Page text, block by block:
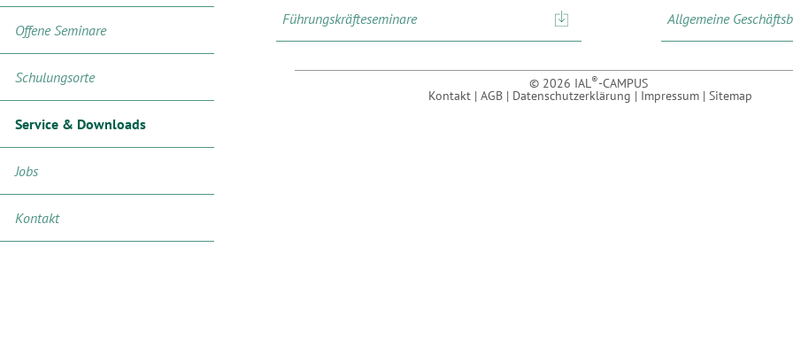
Offene Seminare
Schulungsorte
Service & Downloads
Jobs
Kontakt
Führungskräfteseminare Allgemeine
© 2026 IAL®-CAMPUS
Kontakt | AGB | Datenschutzerklärung | Impressum | Sitemap